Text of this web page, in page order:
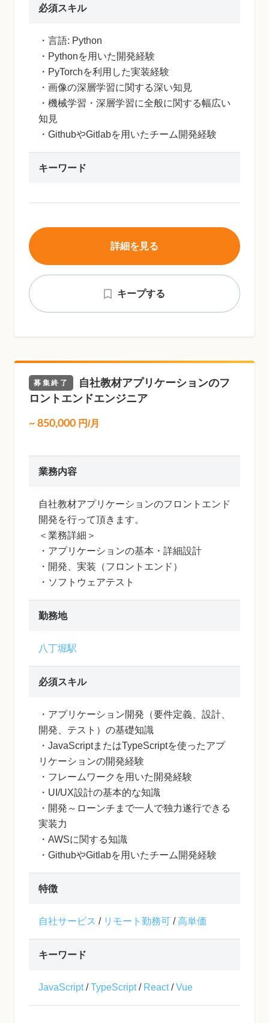
必須スキル
・言語: Python
・Pythonを用いた開発経験
・PyTorchを利用した実装経験
・画像の深層学習に関する深い知見
・機械学習・深層学習に全般に関する幅広い
知見
・GithubやGitlabを用いたチーム開発経験
キーワード
キープする
詳細を見る
募集終了
自社教材アプリケーションのフ
ロントエンドエンジニア
~ 850,000 円/月
業務内容
自社教材アプリケーションのフロントエンド
開発を行って頂きます。
＜業務詳細＞
・アプリケーションの基本・詳細設計
・開発、実装（フロントエンド）
・ソフトウェアテスト
勤務地
八丁堀駅
必須スキル
・アプリケーション開発（要件定義、設計、
開発、テスト）の基礎知識
・JavaScriptまたはTypeScriptを使ったアプ
リケーションの開発経験
・フレームワークを用いた開発経験
・UI/UX設計の基本的な知識
・開発～ローンチまで一人で独力遂行できる
実装力
・AWSに関する知識
・GithubやGitlabを用いたチーム開発経験
特徴
自社サービス / リモート勤務可 /高単価
キーワード
JavaScript/TypeScript/ React/Vue